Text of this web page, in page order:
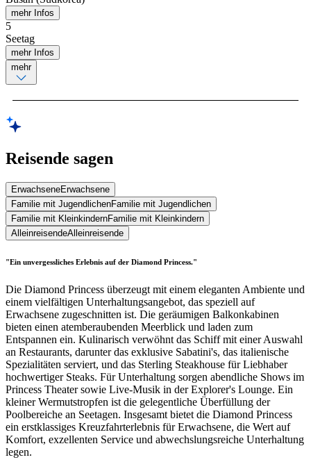
mehr Infos
5
Seetag
mehr Infos
mehr
Reisende sagen
ErwachseneErwachsene
Familie mit JugendlichenFamilie mit Jugendlichen
Familie mit KleinkindernFamilie mit Kleinkindern
AlleinreisendeAlleinreisende
"Ein unvergessliches Erlebnis auf der Diamond Princess."
Die Diamond Princess überzeugt mit einem eleganten Ambiente und
einem vielfältigen Unterhaltungsangebot, das speziell auf
Erwachsene zugeschnitten ist. Die geräumigen Balkonkabinen
bieten einen atemberaubenden Meerblick und laden zum
Entspannen ein. Kulinarisch verwöhnt das Schiff mit einer Auswahl
an Restaurants, darunter das exklusive Sabatini's, das italienische
Spezialitäten serviert, und das Sterling Steakhouse für Liebhaber
hochwertiger Steaks. Für Unterhaltung sorgen abendliche Shows im
Princess Theater sowie Live-Musik in der Explorer's Lounge. Ein
kleiner Wermutstropfen ist die gelegentliche Überfüllung der
Poolbereiche an Seetagen. Insgesamt bietet die Diamond Princess
ein erstklassiges Kreuzfahrterlebnis für Erwachsene, die Wert auf
Komfort, exzellenten Service und abwechslungsreiche Unterhaltung
legen.